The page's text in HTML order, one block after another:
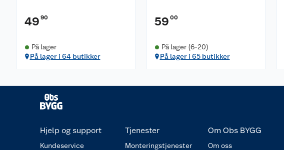
49 90
På lager
På lager i 64 butikker
59 00
På lager (6-20)
På lager i 65 butikker
Hjelp og support
Kundeservice
Tjenester
Monteringstjenester
Om Obs BYGG
Om oss